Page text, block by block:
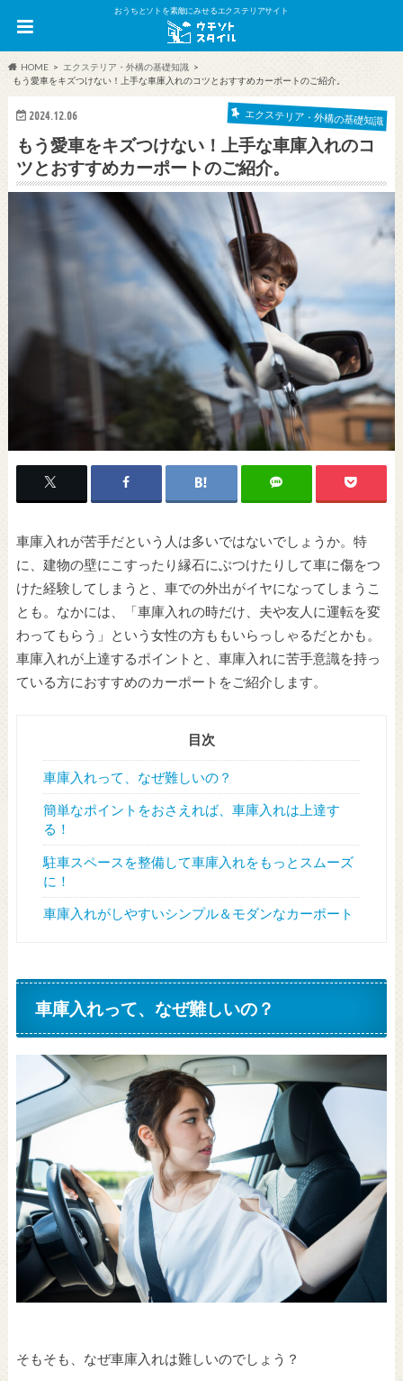
おうちとソトを素敵にみせるエクステリアサイト
HOME
エクステリア・外構の基礎知識
もう愛車をキズつけない！上手な車庫入れのコツとおすすめカーポートのご紹介。
2024.12.06 エクステリア・外構の基礎知識
もう愛車をキズつけない！上手な車庫入れのコ
ツとおすすめカーポートのご紹介。
車庫入れが苦手だという人は多いではないでしょうか。特
に、建物の壁にこすったり縁石にぶつけたりして車に傷をつ
けた経験してしまうと、車での外出がイヤになってしまうこ
とも。なかには、「車庫入れの時だけ、夫や友人に運転を変
わってもらう」という女性の方ももいらっしゃるだとかも。
車庫入れが上達するポイントと、車庫入れに苦手意識を持っ
ている方におすすめのカーポートをご紹介します。
目次
車庫入れって、なぜ難しいの？
簡単なポイントをおさえれば、車庫入れは上達す
る！
駐車スペースを整備して車庫入れをもっとスムーズ
に！
車庫入れがしやすいシンプル＆モダンなカーポート
車庫入れって、なぜ難しいの？
そもそも、なぜ車庫入れは難しいのでしょう？